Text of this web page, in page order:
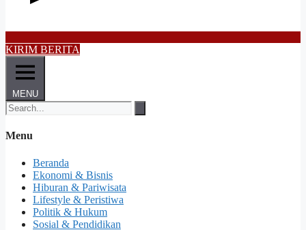
KIRIM BERITA
MENU
Menu
Beranda
Ekonomi & Bisnis
Hiburan & Pariwisata
Lifestyle & Peristiwa
Politik & Hukum
Sosial & Pendidikan